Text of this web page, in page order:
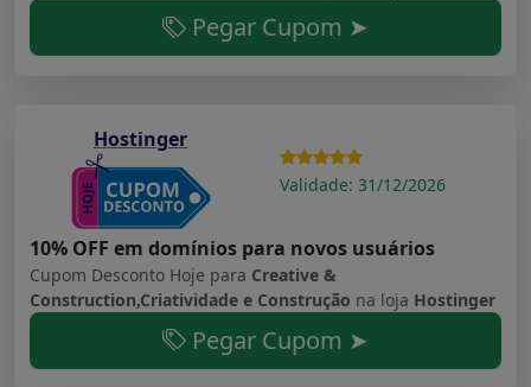
Pegar Cupom ➤
Hostinger
Validade: 31/12/2026
10% OFF em domínios para novos usuários
Cupom Desconto Hoje para Creative &
Construction,Criatividade e Construção na loja Hostinger
Pegar Cupom ➤